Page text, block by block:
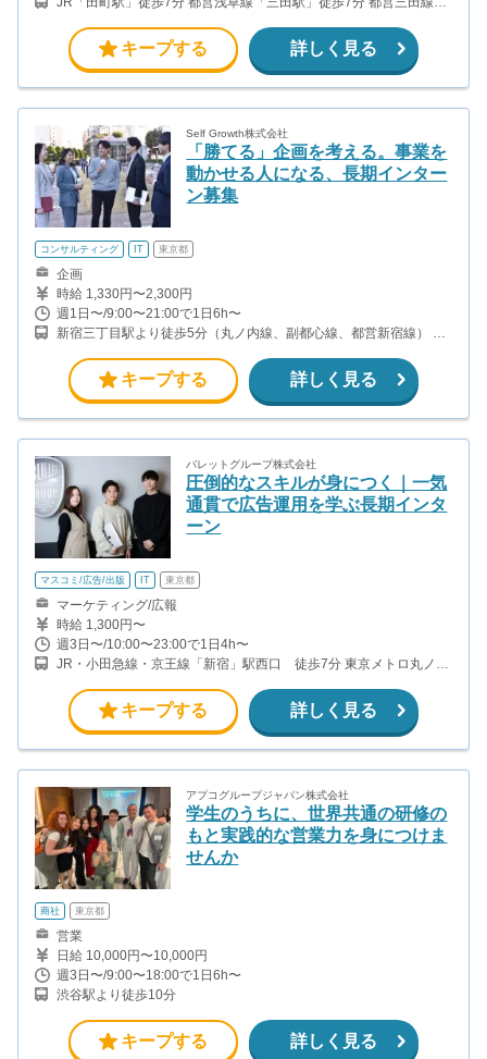
キープする 詳しく見る
Self Growth株式会社
「勝てる」企画を考える。事業を
動かせる人になる、長期インター
ン募集
コンサルティング IT 東京都
企画
時給 1,330円〜2,300円
週1日〜/9:00〜21:00で1日6h〜
新宿三丁目駅より徒歩5分（丸ノ内線、副都心線、都営新宿線） 新
キープする 詳しく見る
バレットグループ株式会社
圧倒的なスキルが身につく｜一気
通貫で広告運用を学ぶ長期インタ
ーン
マスコミ/広告/出版 IT 東京都
マーケティング/広報
時給 1,300円〜
週3日〜/10:00〜23:00で1日4h〜
JR・小田急線・京王線「新宿」駅西口 徒歩7分 東京メトロ丸ノ内
駅B2出口 徒歩3分
キープする 詳しく見る
アプコグループジャパン株式会社
学生のうちに、世界共通の研修の
もと実践的な営業力を身につけま
せんか
商社 東京都
営業
日給 10,000円〜10,000円
週3日〜/9:00〜18:00で1日6h〜
渋谷駅より徒歩10分
キープする 詳しく見る